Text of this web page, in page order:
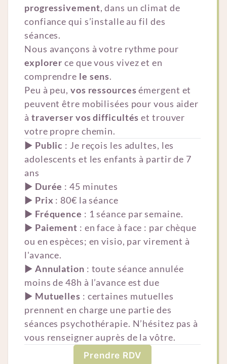
progressivement, dans un climat de
confiance qui s’installe au fil des
séances.
Nous avançons à votre rythme pour
explorer ce que vous vivez et en
comprendre le sens.
Peu à peu, vos ressourcesémergent et
peuvent être mobilisées pour vous aider
à traverser vos difficultés et trouver
votre propre chemin.
▶︎ Public : Je reçois les adultes, les
adolescents et les enfants à partir de 7
ans
▶︎ Durée : 45 minutes
▶︎ Prix : 80€ la séance
▶︎ Fréquence : 1 séance par semaine.
▶︎ Paiement : en face à face : par chèque
ou en espèces; en visio, par virement à
l'avance.
▶︎ Annulation : toute séance annulée
moins de 48h à l’avance est due
▶︎ Mutuelles : certaines mutuelles
prennent en charge une partie des
séances psychothérapie. N’hésitez pas à
vous renseigner auprès de la vôtre.
Prendre RDV